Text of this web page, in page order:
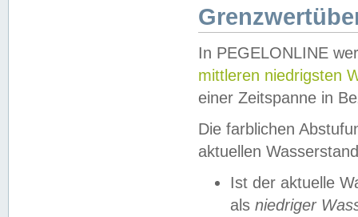
In PEGELONLINE
mittleren niedrigsten
einer Zeitspanne in
Die farblichen
aktuellen
Ist der aktuelle
als niedriger